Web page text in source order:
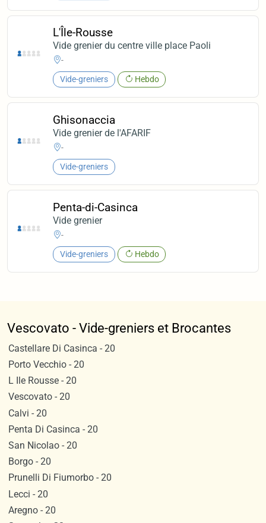
L'Île-Rousse
Vide grenier du centre ville place Paoli
-
Vide-greniers Hebdo
Ghisonaccia
Vide grenier de l'AFARIF
-
Vide-greniers
Penta-di-Casinca
Vide grenier
-
Vide-greniers Hebdo
Vescovato - Vide-greniers et Brocantes
Castellare Di Casinca - 20
Porto Vecchio - 20
L Ile Rousse - 20
Vescovato - 20
Calvi - 20
Penta Di Casinca - 20
San Nicolao - 20
Borgo - 20
Prunelli Di Fiumorbo - 20
Lecci - 20
Aregno - 20